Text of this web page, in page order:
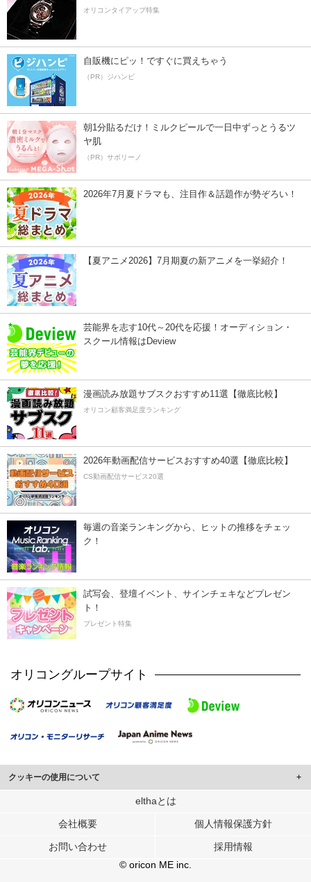
オリコンタイアップ特集
自販機にピッ！ですぐに買えちゃう
（PR）ジハンピ
朝1分貼るだけ！ミルクピールで一日中ずっとうるツ
ヤ肌
（PR）サボリーノ
2026年7月夏ドラマも、注目作＆話題作が勢ぞろい！
【夏アニメ2026】7月期夏の新アニメを一挙紹介！
芸能界を志す10代～20代を応援！オーディション・
スクール情報はDeview
漫画読み放題サブスクおすすめ11選【徹底比較】
オリコン顧客満足度ランキング
2026年動画配信サービスおすすめ40選【徹底比較】
CS動画配信サービス20選
毎週の音楽ランキングから、ヒットの推移をチェッ
ク！
試写会、登壇イベント、サインチェキなどプレゼン
ト！
プレゼント特集
オリコングループサイト
クッキーの使用について
このサイトでは Cookie を使用して、ユーザーに合わせたコンテンツや広告の
行っています。
メディアや広告配信、データ解析の各パートナーに提供しています。
各パートナーは、この情報とユーザーが各パートナーに提供した他の情報や、
ユーザーが各パートナーのサービスを使用したときに収集した他の情報を組み
elthaとは
会社概要 個人情報保護方針
お問い合わせ
採用情報
© oricon ME inc.